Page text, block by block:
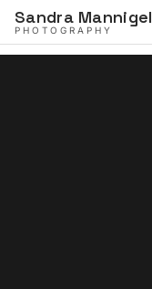
Sandra Mannigel
PHOTOGRAPHY